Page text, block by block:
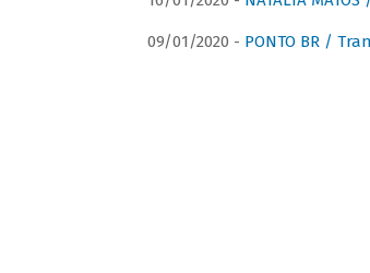
09/01/2020 - PONTO BR /